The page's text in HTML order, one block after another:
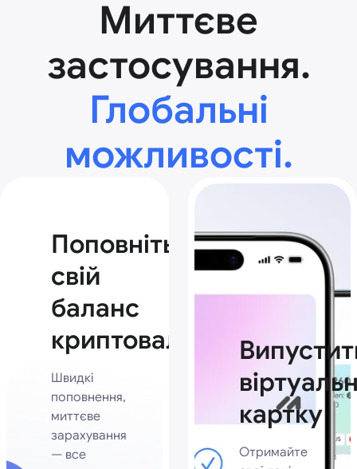
Миттєве
застосування.
Глобальні
можливості.
Поповніть
свій
баланс
криптовалютою
Швидкі
поповнення,
миттєве
зарахування
— все
картку
Отримайте